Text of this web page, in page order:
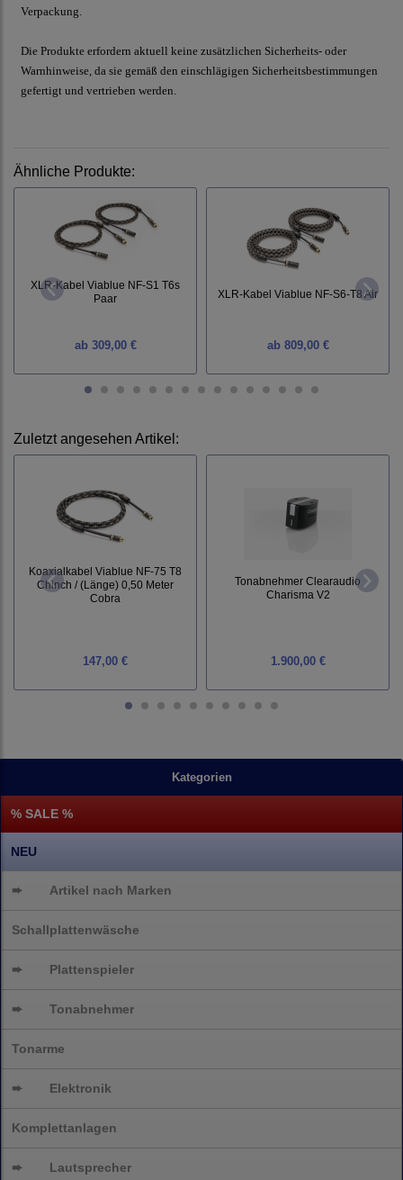
Kategorien
% SALE %
NEU
➨ Artikel nach Marken
Schallplattenwäsche
➨ Plattenspieler
➨ Tonabnehmer
Tonarme
➨ Elektronik
Komplettanlagen
➨ Lautsprecher
Verpackung.
Die Produkte erfordern aktuell keine zusätzlichen Sicherheits- oder
Warnhinweise, da sie gemäß den einschlägigen Sicherheitsbestimmungen
gefertigt und vertrieben werden.
Ähnliche Produkte:
XLR-Kabel Viablue NF-S1 T6s
Paar
ab309,00 €
XLR-Kabel Viablue NF-S6-T8 Air
ab809,00 €
Zuletzt angesehen Artikel:
Koaxialkabel Viablue NF-75 T8
Chinch / (Länge) 0,50 Meter
Cobra
147,00 €
Tonabnehmer Clearaudio
Charisma V2
1.900,00 €